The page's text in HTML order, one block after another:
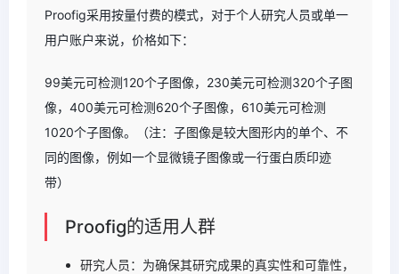
Proofig采用按量付费的模式，对于个人研究人员或单一
用户账户来说，价格如下：
99美元可检测120个子图像，230美元可检测320个子图
像，400美元可检测620个子图像，610美元可检测
1020个子图像。（注：子图像是较大图形内的单个、不
同的图像，例如一个显微镜子图像或一行蛋白质印迹
带）
Proofig的适用人群
研究人员：为确保其研究成果的真实性和可靠性，